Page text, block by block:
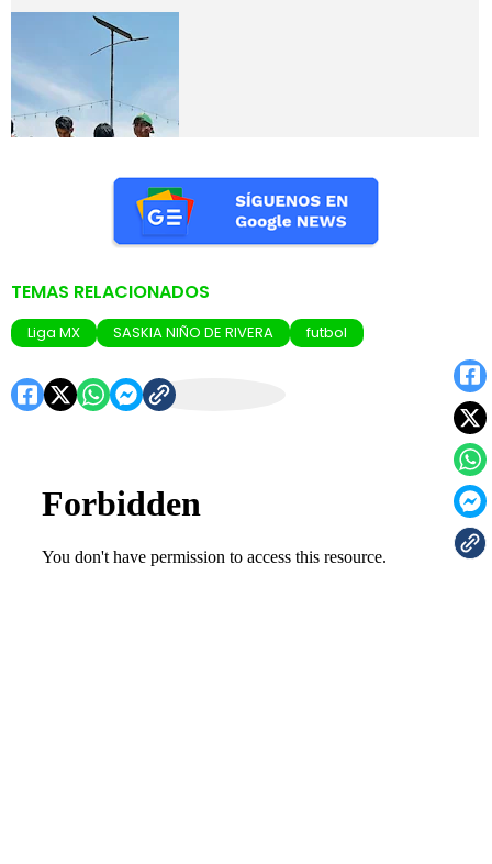
TEMAS RELACIONADOS
Liga MX SASKIA NIÑO DE RIVERA futbol